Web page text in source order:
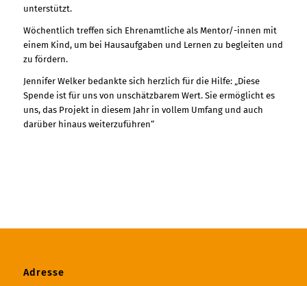
unterstützt.
Wöchentlich treffen sich Ehrenamtliche als Mentor/-innen mit
einem Kind, um bei Hausaufgaben und Lernen zu begleiten und
zu fördern.
Jennifer Welker bedankte sich herzlich für die Hilfe: „Diese
Spende ist für uns von unschätzbarem Wert. Sie ermöglicht es
uns, das Projekt in diesem Jahr in vollem Umfang und auch
darüber hinaus weiterzuführen“
Adresse